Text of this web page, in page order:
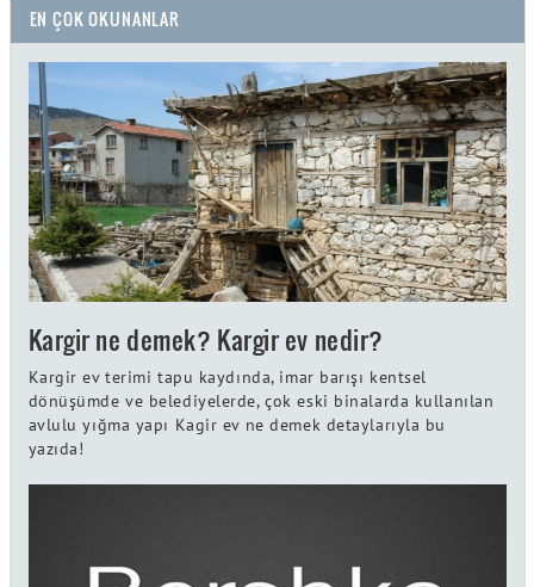
EN ÇOK OKUNANLAR
Kargir ne demek? Kargir ev nedir?
Kargir ev terimi tapu kaydında, imar barışı kentsel
dönüşümde ve belediyelerde, çok eski binalarda kullanılan
avlulu yığma yapı Kagir ev ne demek detaylarıyla bu
yazıda!